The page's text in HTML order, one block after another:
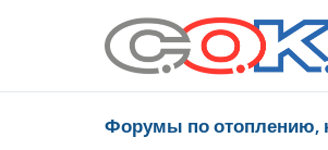
Форумы по отоплению,